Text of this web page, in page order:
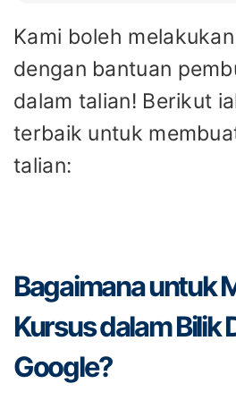
Kami boleh
dengan bantuan
dalam talian! Berikut
terbaik untuk
talian:
Bagaimana untuk
Kursus dalam Bilik
Google?